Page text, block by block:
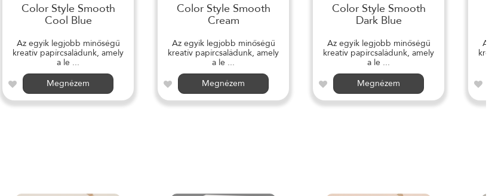
Color Style Smooth
Cool Blue
Az egyik legjobb minőségű
kreatív papírcsaládunk, amely
a le ...
Megnézem
Color Style Smooth
Cream
Az egyik legjobb minőségű
kreatív papírcsaládunk, amely
a le ...
Megnézem
Color Style Smooth
Dark Blue
Az egyik legjobb minőségű
kreatív papírcsaládunk, amely
a le ...
Megnézem
Az